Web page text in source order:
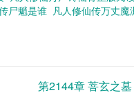
尸魈是谁 凡人修仙传万丈魔
第2144章 菩玄之墓